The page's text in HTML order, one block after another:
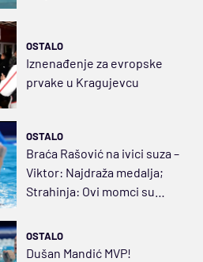
OSTALO
Iznenađenje za evropske
prvake u Kragujevcu
OSTALO
Braća Rašović na ivici suza –
Viktor: Najdraža medalja;
Strahinja: Ovi momci su
OSTALO
Dušan Mandić MVP!